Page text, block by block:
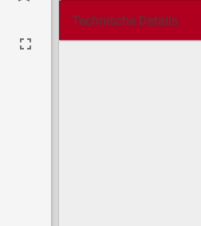
Technische Details